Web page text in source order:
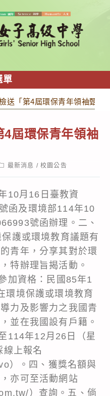
單
送「第4屆環保青年領袖甄選
4屆環保青年領袖
最新消息 / 校園公告
10月16日臺教資
函及環境部114年10
號函辦理。二、
護或環境教育議題有
青年，分享其對於環
特辦理旨揭活動。
加資格：民國85年1
環境保護或環境教育
力及影響力之我國青
並在我國設有戶籍。
114年12月26日（星
上報名
）。四、獲獎名額與
亦可至活動網站
）查詢。五、倘